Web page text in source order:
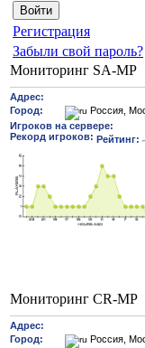
Pегиcтрaция
Забыли свой пароль?
Мониторинг SA-MP
Мониторинг CR-MP